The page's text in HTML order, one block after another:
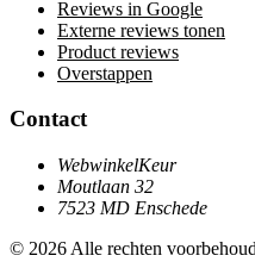
Reviews in Google
Externe reviews tonen
Product reviews
Overstappen
Contact
WebwinkelKeur
Moutlaan 32
7523 MD Enschede
© 2026 Alle rechten